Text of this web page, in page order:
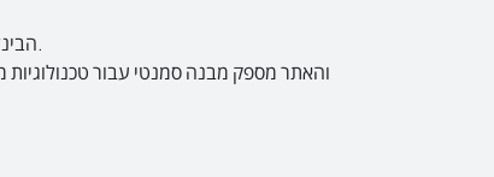
התאמות הנגישות בוצעו עפ"י המלצות התקן הישראלי (ת"י 5568) לנגישות תכנים באינטרנט ברמת AA ומסמך WCAG2.0 הבינלאומי.